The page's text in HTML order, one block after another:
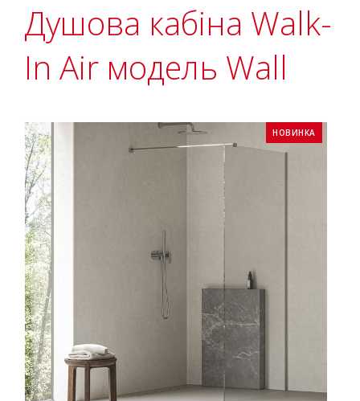
Душова кабіна Walk-
In Air модель Wall
НОВИНКА